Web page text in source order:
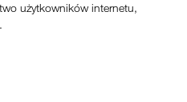
użytkowników internetu,